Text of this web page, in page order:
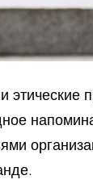
этические